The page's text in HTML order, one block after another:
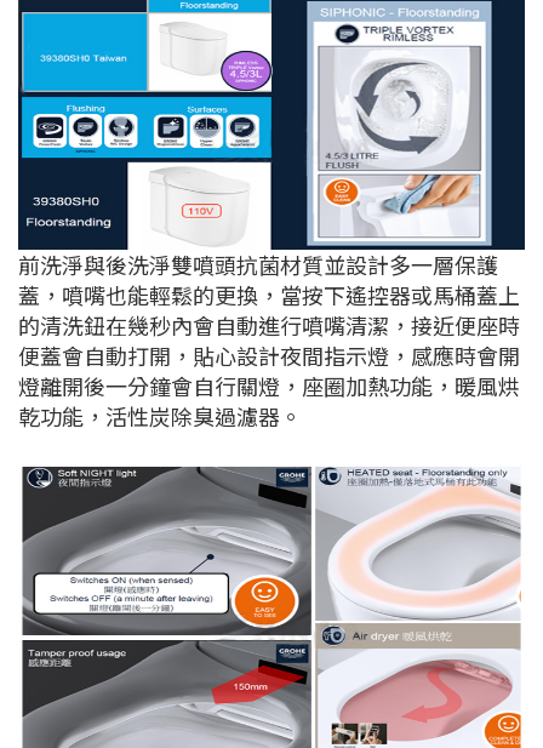
前洗淨與後洗淨雙噴頭抗菌材質並設計多一層保護
蓋，噴嘴也能輕鬆的更換，當按下遙控器或馬桶蓋上
的清洗鈕在幾秒內會自動進行噴嘴清潔，接近便座時
便蓋會自動打開，貼心設計夜間指示燈，感應時會開
燈離開後一分鐘會自行關燈，座圈加熱功能，暖風烘
乾功能，活性炭除臭過濾器。